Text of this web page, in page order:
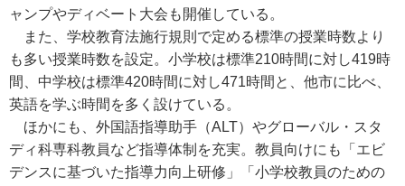
ャンプやディベート大会も開催している。
また、学校教育法施行規則で定める標準の授業時数より
も多い授業時数を設定。小学校は標準210時間に対し419時
間、中学校は標準420時間に対し471時間と、他市に比べ、
英語を学ぶ時間を多く設けている。
ほかにも、外国語指導助手（ALT）やグローバル・スタ
ディ科専科教員など指導体制を充実。教員向けにも「エビ
デンスに基づいた指導力向上研修」「小学校教員のための